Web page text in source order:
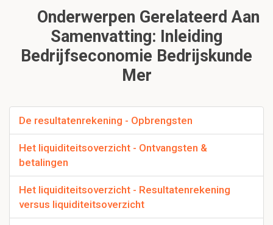
Onderwerpen Gerelateerd Aan
Samenvatting: Inleiding
Bedrijfseconomie Bedrijskunde
Mer
De resultatenrekening - Opbrengsten
Het liquiditeitsoverzicht - Ontvangsten &
betalingen
Het liquiditeitsoverzicht - Resultatenrekening
versus liquiditeitsoverzicht